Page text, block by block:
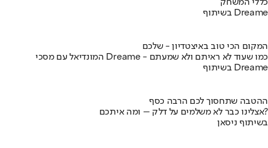
כללי המשחק
בשיתוף Dreame
המקום הכי טוב באיצטדיון - שלכם
המונדיאל עם מסכי Dreame - כמו שעוד לא ראיתם ולא שמעתם
בשיתוף Dreame
ההטבה שתחסוך לכם הרבה כסף
אצלינו כבר לא משלמים על דלק – ומה איתכם?
בשיתוף ניסאן